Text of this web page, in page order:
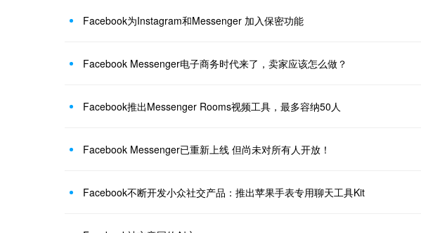
Facebook为Instagram和Messenger 加入保密功能
Facebook Messenger电子商务时代来了，卖家应该怎么做？
Facebook推出Messenger Rooms视频工具，最多容纳50人
Facebook Messenger已重新上线 但尚未对所有人开放！
Facebook不断开发小众社交产品：推出苹果手表专用聊天工具Kit